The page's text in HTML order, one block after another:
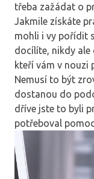
třeba zažádat o
Jakmile získáte
mohli i vy pořídit
docílíte, nikdy ale
kteří vám v nouzi
Nemusí to být
dostanou do
dříve jste to byli
potřeboval